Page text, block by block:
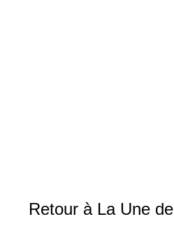
Retour à La Une de